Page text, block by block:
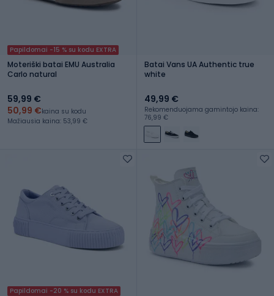
Papildomai -15 % su kodu EXTRA
Moteriški batai EMU Australia
Carlo natural
59,99 €
50,99 €kaina su kodu
Mažiausia kaina: 53,99 €
Batai Vans UA Authentic true
white
49,99 €
Rekomenduojama gamintojo kaina:
76,99 €
Papildomai -20 % su kodu EXTRA